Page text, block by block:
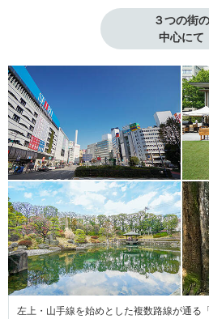
３つの街の
中心にて
左上・山手線を始めとした複数路線が通る